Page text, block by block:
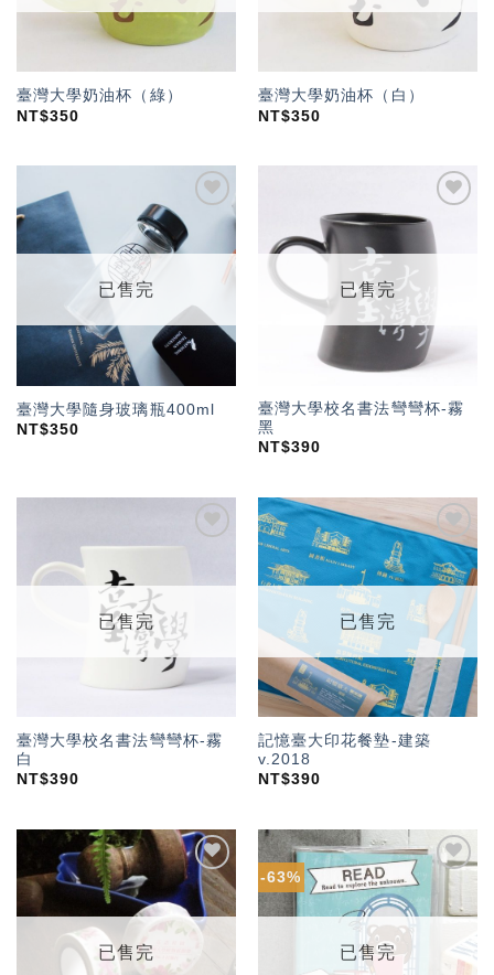
臺灣大學奶油杯（綠）
NT$350
臺灣大學奶油杯（白）
NT$350
望輕
已售完
臺灣大學隨身玻璃瓶400ml
NT$350
已售完
臺灣大學校名書法彎彎杯-霧
黑
NT$390
望輕
已售完
臺灣大學校名書法彎彎杯-霧
白
NT$390
加入
「願
望輕
已售完
記憶臺大印花餐墊-建築
v.2018
NT$390
加入
「願
望輕
單」
已售完
-63%
望輕
已售完